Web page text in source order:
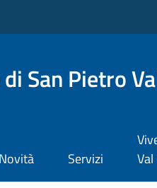
San Pietro
Novità Servizi